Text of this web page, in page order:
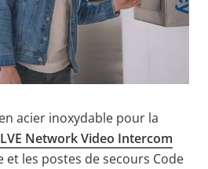
acier inoxydable pour la
Network Video Intercom
et les postes de secours Code